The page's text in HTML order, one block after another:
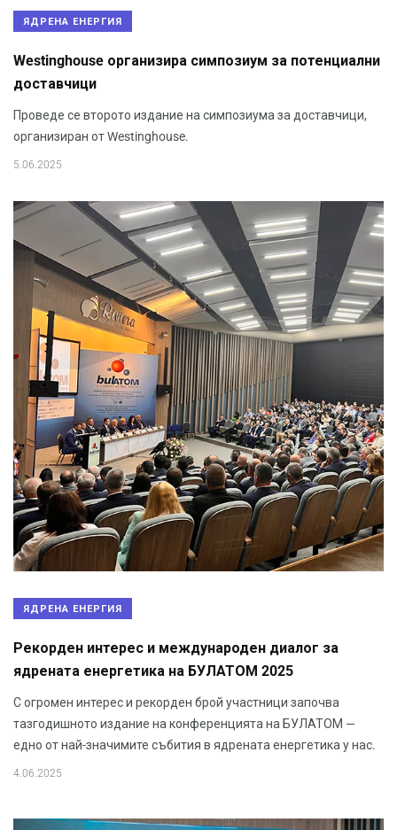
ЯДРЕНА ЕНЕРГИЯ
Westinghouse организира симпозиум за потенциални
доставчици
Проведе се второто издание на симпозиума за доставчици,
организиран от Westinghouse.
5.06.2025
ЯДРЕНА ЕНЕРГИЯ
Рекорден интерес и международен диалог за
ядрената енергетика на БУЛАТОМ 2025
С огромен интерес и рекорден брой участници започва
тазгодишното издание на конференцията на БУЛАТОМ —
едно от най-значимите събития в ядрената енергетика у нас.
4.06.2025